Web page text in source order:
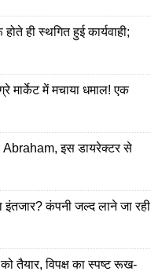
ही स्थगित हुई कार्यवाही;
में मचाया धमाल! एक
Abraham, इस डायरेक्टर से
कंपनी जल्द लाने जा रही
तैयार, विपक्ष का स्पष्ट रूख-